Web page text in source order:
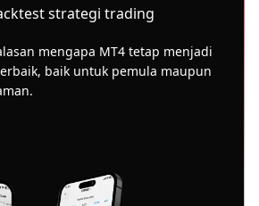
strategi trading
mengapa MT4 tetap menjadi
baik untuk pemula maupun